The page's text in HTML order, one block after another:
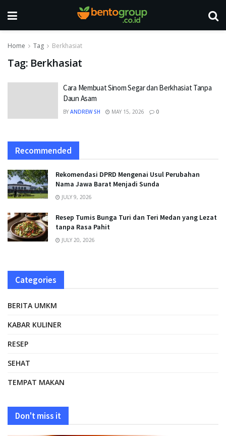
Home Tag Berkhasiat
Tag: Berkhasiat
Cara Membuat Sinom Segar dan Berkhasiat Tanpa
Daun Asam
BY ANDREW SH MAY 15, 2026 0
Recommended
Rekomendasi DPRD Mengenai Usul Perubahan
Nama Jawa Barat Menjadi Sunda
JULY 9, 2026
Resep Tumis Bunga Turi dan Teri Medan yang Lezat
tanpa Rasa Pahit
JULY 20, 2026
Categories
BERITA UMKM
KABAR KULINER
RESEP
SEHAT
TEMPAT MAKAN
Don't miss it